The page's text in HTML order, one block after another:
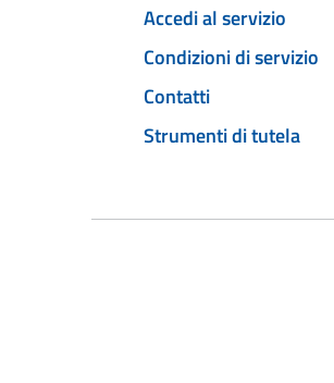
Accedi al servizio
Condizioni di servizio
Contatti
Strumenti di tutela